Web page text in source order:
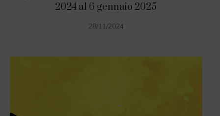
2024 al 6 gennaio 2025
28/11/2024